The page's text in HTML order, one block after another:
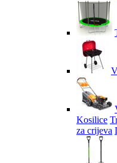
Kosilice
za crijeva